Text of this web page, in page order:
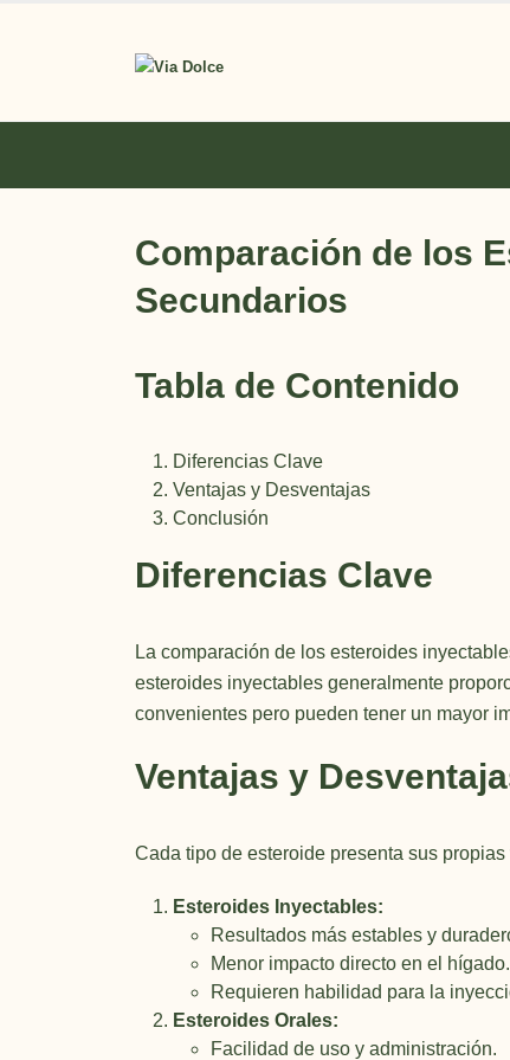
Comparación de los
Secundarios
Tabla de Contenido
Diferencias Clave
Ventajas y Desventajas
Conclusión
Diferencias Clave
La comparación de los esteroides
esteroides inyectables generalmente
convenientes pero pueden tener un mayor
Ventajas y
Cada tipo de esteroide presenta sus
Esteroides Inyectables:
Resultados más estables y
Menor impacto directo en el hígado.
Requieren habilidad para la
Esteroides Orales:
Facilidad de uso y administración.